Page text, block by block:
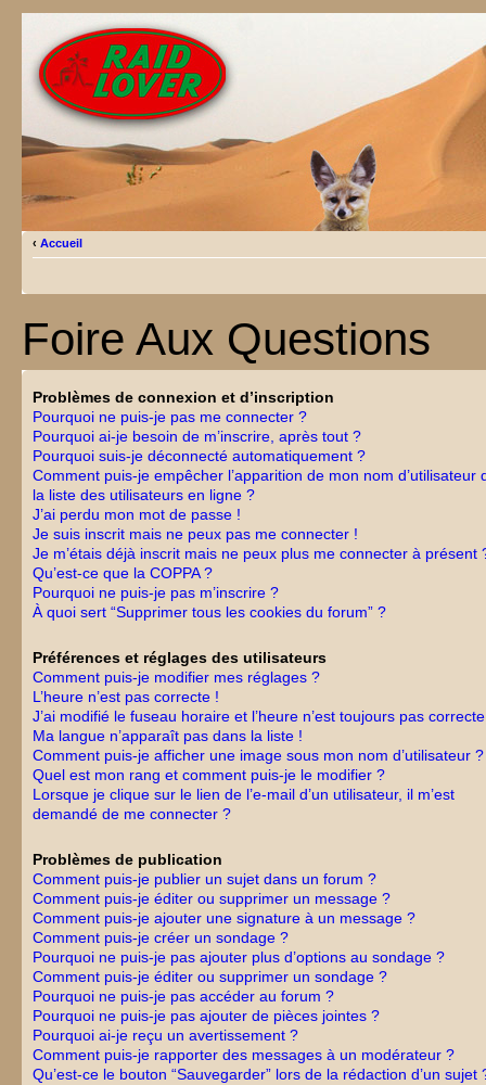
‹ Accueil
Foire Aux Questions
Problèmes de connexion et d’inscription
Pourquoi ne puis-je pas me connecter ?
Pourquoi ai-je besoin de m’inscrire, après tout ?
Pourquoi suis-je déconnecté automatiquement ?
Comment puis-je empêcher l’apparition de mon nom d’utilisateur
la liste des utilisateurs en ligne ?
J’ai perdu mon mot de passe !
Je suis inscrit mais ne peux pas me connecter !
Je m’étais déjà inscrit mais ne peux plus me connecter à présent
Qu’est-ce que la COPPA ?
Pourquoi ne puis-je pas m’inscrire ?
À quoi sert “Supprimer tous les cookies du forum” ?
Préférences et réglages des utilisateurs
Comment puis-je modifier mes réglages ?
L’heure n’est pas correcte !
J’ai modifié le fuseau horaire et l’heure n’est toujours pas
Ma langue n’apparaît pas dans la liste !
Comment puis-je afficher une image sous mon nom d’utilisateur ?
Quel est mon rang et comment puis-je le modifier ?
Lorsque je clique sur le lien de l’e-mail d’un utilisateur, il m’est
demandé de me connecter ?
Problèmes de publication
Comment puis-je publier un sujet dans un forum ?
Comment puis-je éditer ou supprimer un message ?
Comment puis-je ajouter une signature à un message ?
Comment puis-je créer un sondage ?
Pourquoi ne puis-je pas ajouter plus d’options au sondage ?
Comment puis-je éditer ou supprimer un sondage ?
Pourquoi ne puis-je pas accéder au forum ?
Pourquoi ne puis-je pas ajouter de pièces jointes ?
Pourquoi ai-je reçu un avertissement ?
Comment puis-je rapporter des messages à un modérateur ?
Qu’est-ce le bouton “Sauvegarder” lors de la rédaction d’un sujet